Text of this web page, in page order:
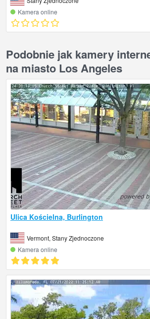
Kamera online
Podobnie jak kamery
na miasto Los Angeles
Ulica Kościelna, Burlington
Vermont, Stany Zjednoczone
Kamera online